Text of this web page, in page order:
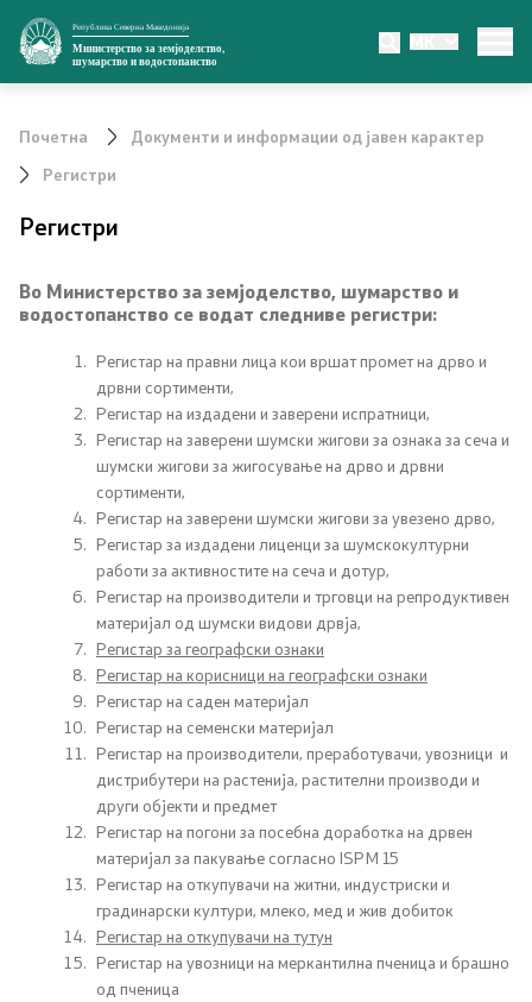
Република Северна Македонија
Министерство за земјоделство,
шумарство и водостопанство
MK
Министерство
Министер
Заменик министер
Државен секретар
Органограм
Превенција од корупција
Односи со јавност
Новости
Соопштенија
Јавни огласи
Завршени јавни огласи
Конкурси
Завршени конкурси
Документи и информации од јавен карактер
Почетна
Документи и информации од јавен карактер
Регистри
Регистри
Во Mинистерство за земјоделство, шумарство и
водостопанство се водат следниве рeгистри:
Регистар на правни лица кои вршат промет на дрво и
дрвни сортименти,
Регистар на издадени и заверени испратници,
Регистар на заверени шумски жигови за ознака за сеча и
шумски жигови за жигосување на дрво и дрвни
сортименти,
Регистар на заверени шумски жигови за увезено дрво,
Регистар за издадени лиценци за шумскокултурни
работи за активностите на сеча и дотур,
Регистар на производители и трговци на репродуктивен
материјал од шумски видови дрвја,
Регистар за географски ознаки
Регистар на корисници на географски ознаки
Регистар на саден материјал
Регистар на семенски материјал
Регистар на производители, преработувачи, увозници и
дистрибутери на растенија, растителни производи и
други објекти и предмет
Регистар на погони за посебна доработка на дрвен
материјал за пакување согласно ISPM 15
Регистар на откупувачи на житни, индустриски и
градинарски култури, млеко, мед и жив добиток
Регистар на откупувачи на тутун
Регистар на увозници на меркантилна пченица и брашно
од пченица